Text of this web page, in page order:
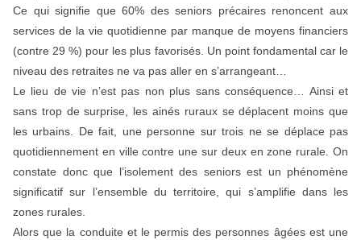
Ce qui signifie que 60% des seniors précaires renoncent aux
services de la vie quotidienne par manque de moyens financiers
(contre 29 %) pour les plus favorisés. Un point fondamental car le
niveau des retraites ne va pas aller en s’arrangeant…
Le lieu de vie n’est pas non plus sans conséquence… Ainsi et
sans trop de surprise, les ainés ruraux se déplacent moins que
les urbains. De fait, une personne sur trois ne se déplace pas
quotidiennement en ville contre une sur deux en zone rurale. On
constate donc que l’isolement des seniors est un phénomène
significatif sur l’ensemble du territoire, qui s’amplifie dans les
zones rurales.
Alors que la conduite et le permis des personnes âgées est une